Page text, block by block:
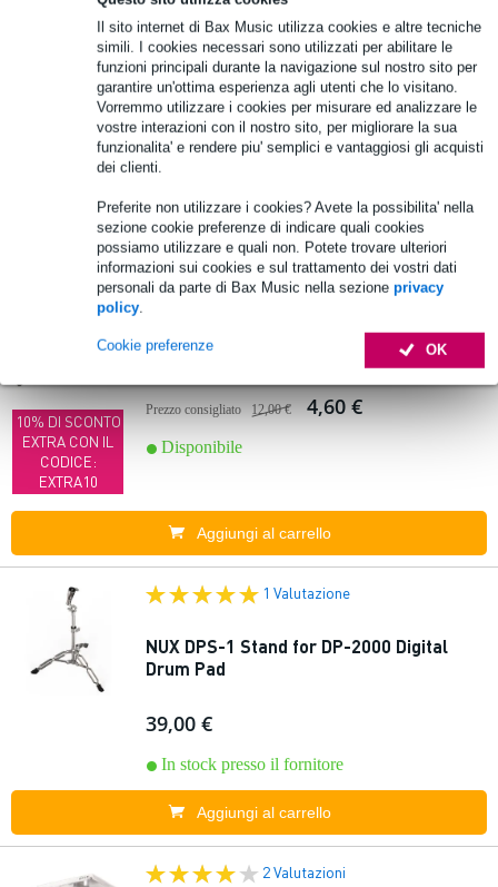
Il sito internet di Bax Music utilizza cookies e altre tecniche
simili. I cookies necessari sono utilizzati per abilitare le
funzioni principali durante la navigazione sul nostro sito per
garantire un'ottima esperienza agli utenti che lo visitano.
Vorremmo utilizzare i cookies per misurare ed analizzare le
vostre interazioni con il nostro sito, per migliorare la sua
funzionalita' e rendere piu' semplici e vantaggiosi gli acquisti
dei clienti.
Preferite non utilizzare i cookies? Avete la possibilita' nella
sezione cookie preferenze di indicare quali cookies
possiamo utilizzare e quali non. Potete trovare ulteriori
informazioni sui cookies e sul trattamento dei vostri dati
personali da parte di Bax Music nella sezione privacy
policy.
OK
Cookie preferenze
Fazley 10826 Straight tube 800 for DDK-
080
7,55 €
Disponibile
Aggiungi al carrello
10% DI SCONTO
EXTRA CON IL
CODICE:
EXTRA10
Fazley 10827 Straight tube 700 for DDK-
080
Prezzo consigliato 12,00 € 4,60 €
Disponibile
Aggiungi al carrello
1 Valutazione
NUX DPS-1 Stand for DP-2000 Digital
Drum Pad
39,00 €
In stock presso il fornitore
Aggiungi al carrello
2 Valutazioni